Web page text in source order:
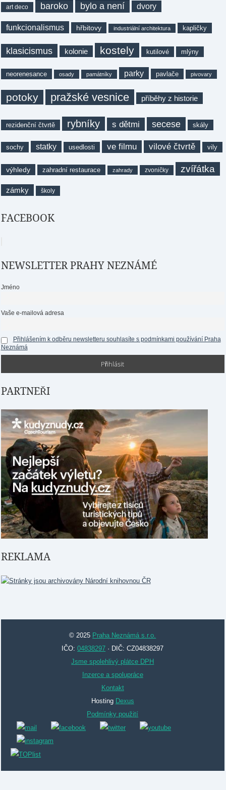
art deco baroko bylo a není dvory
funkcionalismus hřbitovy industriální architektura kapličky
klasicismus kolonie kostely kutilové mlýny
neorenesance osady památníky parky pavlače pivovary
potoky pražské vesnice příběhy z historie
rezidenční čtvrtě rybníky s dětmi secese skály
sochy statky usedlosti ve filmu vilové čtvrtě vily
výhledy zahradní restaurace zahrady zvoničky zvířátka
zámky školy
FACEBOOK
NEWSLETTER PRAHY NEZNÁMÉ
Jméno
Vaše e-mailová adresa
Přihlášením k odběru newsletteru souhlasíte s podmínkami používání Praha
Neznámá
PARTNEŘI
REKLAMA
© 2025 Praha Neznámá s.r.o.
IČO:04838297 · DIČ: CZ04838297
Jsme spolehlivý plátce DPH
Inzerce a spolupráce
Kontakt
Hosting Dexus
Podmínky použití